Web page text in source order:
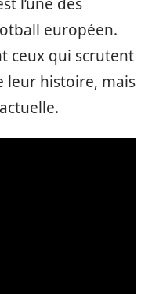
européen.
ceux qui scrutent
leur histoire, mais